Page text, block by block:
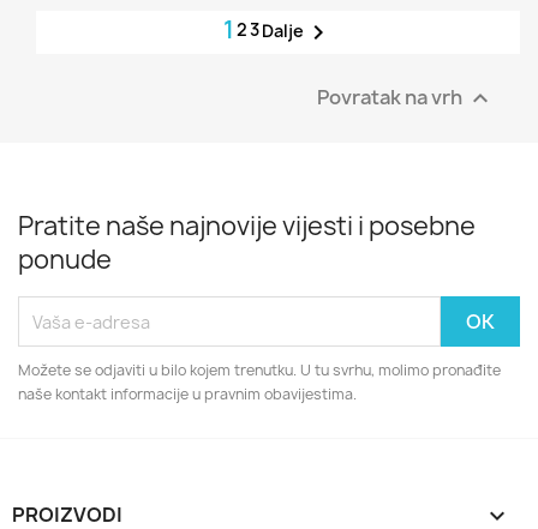
1 23Dalje 
Povratak na vrh 
Pratite naše najnovije vijesti i posebne
ponude
Možete se odjaviti u bilo kojem trenutku. U tu svrhu, molimo pronađite
naše kontakt informacije u pravnim obavijestima.
PROIZVODI 